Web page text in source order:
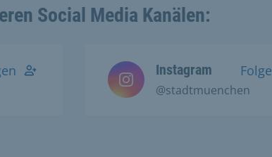
Social Media Kanälen:
Instagram
@stadtmuenchen